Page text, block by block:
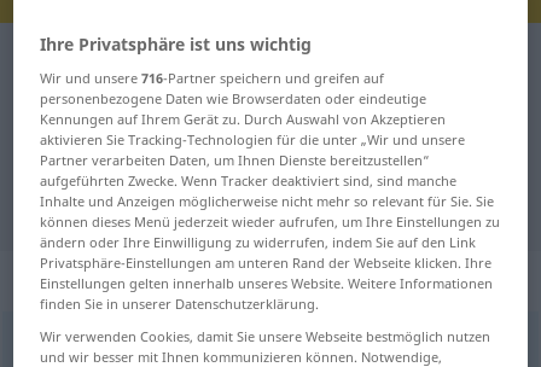
Deutsch-Italienisch Wörterbuch
Deutsch-Italienisch Übersetzung
für "abgefuckt"
"abgefuckt" Italienisch Übersetzung
„abgefuckt“: Adjektiv
abgefuckt [-fakt]adj VULG
Ihre Privatsphäre ist uns wichtig
Wir und unsere716-Partner speichern und greifen auf
personenbezogene Daten wie Browserdaten oder eindeutige
Kennungen auf Ihrem Gerät zu. Durch Auswahl von Akzeptieren
aktivieren Sie Tracking-Technologien für die unter „Wir und unsere
Partner verarbeiten Daten, um Ihnen Dienste bereitzustellen“
aufgeführten Zwecke. Wenn Tracker deaktiviert sind, sind manche
Inhalte und Anzeigen möglicherweise nicht mehr so relevant für Sie. Sie
können dieses Menü jederzeit wieder aufrufen, um Ihre Einstellungen zu
ändern oder Ihre Einwilligung zu widerrufen, indem Sie auf den Link
Privatsphäre-Einstellungen am unteren Rand der Webseite klicken. Ihre
Einstellungen gelten innerhalb unseres Website. Weitere Informationen
finden Sie in unserer Datenschutzerklärung.
Wir verwenden Cookies, damit Sie unsere Webseite bestmöglich nutzen
und wir besser mit Ihnen kommunizieren können. Notwendige,